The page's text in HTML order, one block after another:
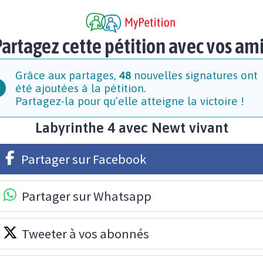
cette pétition avec vos
Grâce aux partages, 48nouvelles signatures ont
été ajoutées à la pétition.
Partagez-la pour qu’elle atteigne la victoire !
Labyrinthe 4 avec Newt vivant
Partager sur Facebook
Partager sur Whatsapp
Tweeter à vos abonnés